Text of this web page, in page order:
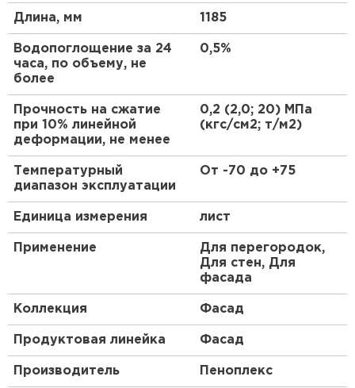
структура из герметичных ячеек)
Высокая прочность на сжатие и изгиб
Абсолютная биостойкость
Долговечность
Экологичность
Длина, мм 1185
Водопоглощение за 24
часа, по объему, не
более
0,5%
Прочность на сжатие
при 10% линейной
деформации, не менее
0,2 (2,0; 20) МПа
(кгс/см2; т/м2)
Температурный
диапазон эксплуатации
От -70 до +75
Единица измерения лист
Применение
Для перегородок,
Для стен, Для
фасада
Коллекция Фасад
Продуктовая линейка Фасад
Производитель Пеноплекс
Утеплитель Knauf
ПЕРЕЙТИ
Утеплитель Isover
Утеплитель Paroc
ПЕРЕЙТИ
Утеплитель Penoplex